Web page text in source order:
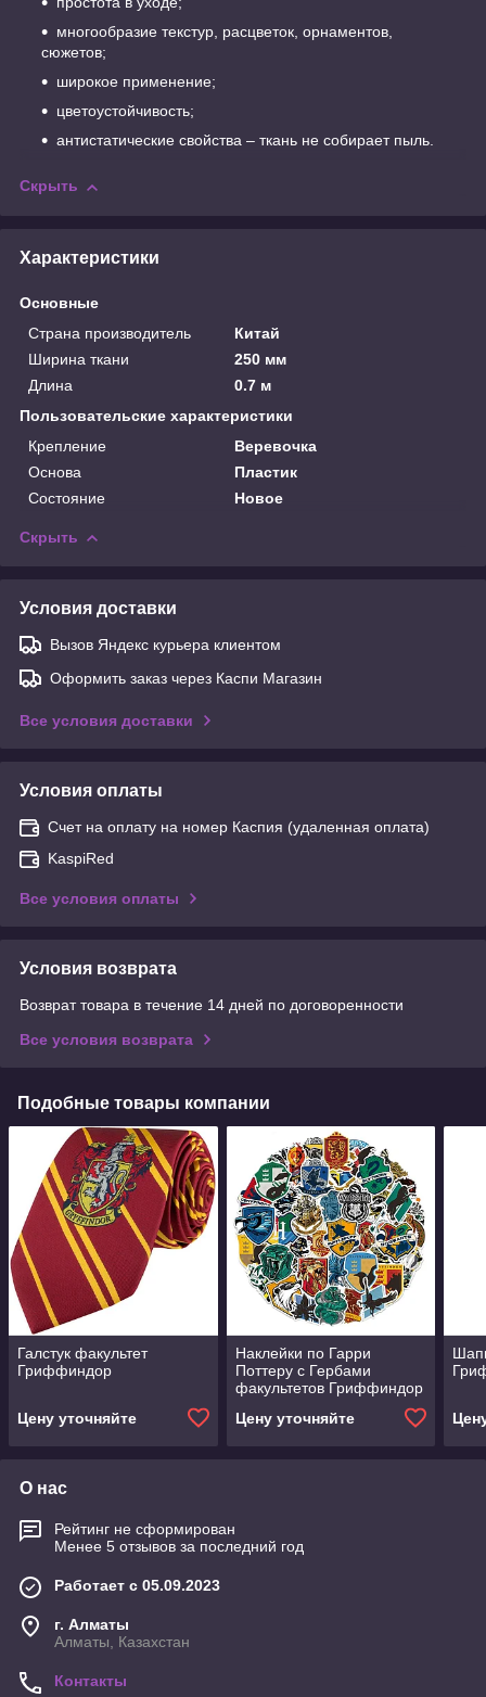
многообразие текстур, расцветок, орнаментов,
сюжетов;
широкое применение;
цветоустойчивость;
антистатические свойства – ткань не собирает пыль.
Скрыть
Характеристики
Основные
Страна производитель
Китай
Ширина ткани
250 мм
Длина
0.7 м
Пользовательские характеристики
Крепление
Веревочка
Основа
Пластик
Состояние
Новое
Скрыть
Условия доставки
Вызов Яндекс курьера клиентом
Оформить заказ через Каспи Магазин
Все условия доставки
Условия оплаты
Счет на оплату на номер Каспия (удаленная оплата)
KaspiRed
Все условия оплаты
Условия возврата
Возврат товара в течение 14 дней по договоренности
Все условия возврата
Подобные товары компании
Галстук факультет
Гриффиндор
Цену уточняйте
Наклейки по Гарри
Поттеру с Гербами
факультетов Гриффиндор
Цену уточняйте
О нас
Рейтинг не сформирован
Менее 5 отзывов за последний год
Работает с 05.09.2023
г. Алматы
Алматы, Казахстан
Контакты